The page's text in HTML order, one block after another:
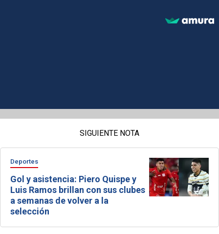
SIGUIENTE NOTA
Deportes
Gol y asistencia: Piero Quispe y
Luis Ramos brillan con sus clubes
a semanas de volver a la
selección